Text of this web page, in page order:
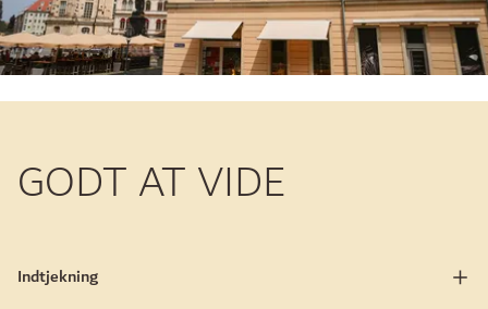
GODT AT VIDE
Indtjekning